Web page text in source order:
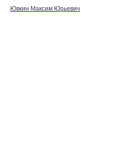
Ювкин Максим Юрьевич